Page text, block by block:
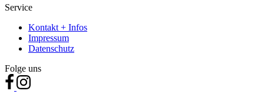
Service
Kontakt + Infos
Impressum
Datenschutz
Folge uns